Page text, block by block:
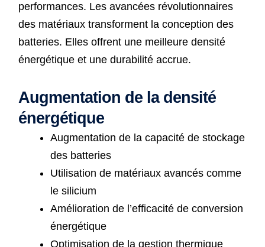
performances. Les avancées révolutionnaires
des matériaux transforment la conception des
batteries. Elles offrent une meilleure densité
énergétique et une durabilité accrue.
Augmentation de la densité
énergétique
Augmentation de la capacité de stockage
des batteries
Utilisation de matériaux avancés comme
le silicium
Amélioration de l’efficacité de conversion
énergétique
Optimisation de la gestion thermique